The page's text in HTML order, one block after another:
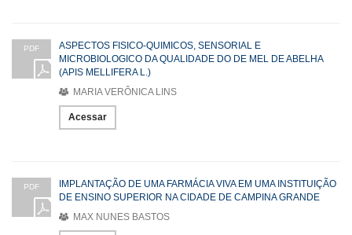
PDF
ASPECTOS FISICO-QUIMICOS, SENSORIAL E
MICROBIOLOGICO DA QUALIDADE DO DE MEL DE ABELHA
(APIS MELLIFERA L.)
MARIA VERÔNICA LINS
Acessar
PDF
IMPLANTAÇÃO DE UMA FARMÁCIA VIVA EM UMA INSTITUIÇÃO
DE ENSINO SUPERIOR NA CIDADE DE CAMPINA GRANDE
MAX NUNES BASTOS